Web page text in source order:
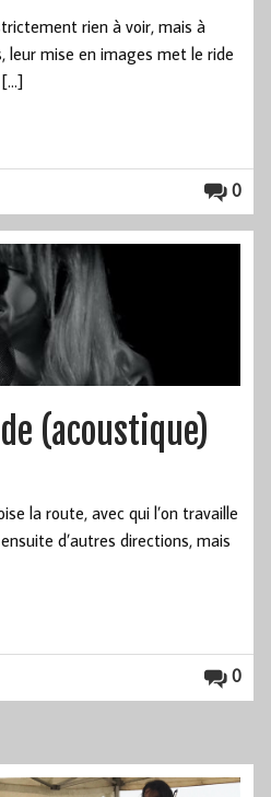
rien à voir, mais à
leur mise en images met le ride
[…]
0
(acoustique)
la route, avec qui l’on travaille
d’autres directions, mais
0